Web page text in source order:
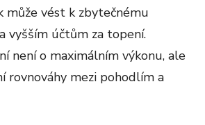
může vést k zbytečnému
vyšším účtům za topení.
není o maximálním výkonu, ale
rovnováhy mezi pohodlím a